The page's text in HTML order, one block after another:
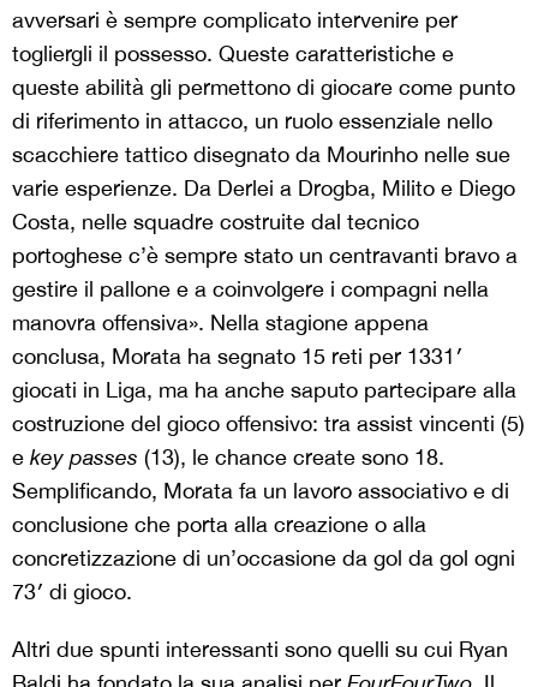
avversari è sempre complicato intervenire per
togliergli il possesso. Queste caratteristiche e
queste abilità gli permettono di giocare come punto
di riferimento in attacco, un ruolo essenziale nello
scacchiere tattico disegnato da Mourinho nelle sue
varie esperienze. Da Derlei a Drogba, Milito e Diego
Costa, nelle squadre costruite dal tecnico
portoghese c’è sempre stato un centravanti bravo a
gestire il pallone e a coinvolgere i compagni nella
manovra offensiva». Nella stagione appena
conclusa, Morata ha segnato 15 reti per 1331′
giocati in Liga, ma ha anche saputo partecipare alla
costruzione del gioco offensivo: tra assist vincenti (5)
e key passes (13), le chance create sono 18.
Semplificando, Morata fa un lavoro associativo e di
conclusione che porta alla creazione o alla
concretizzazione di un’occasione da gol da gol ogni
73′ di gioco.
Altri due spunti interessanti sono quelli su cui Ryan